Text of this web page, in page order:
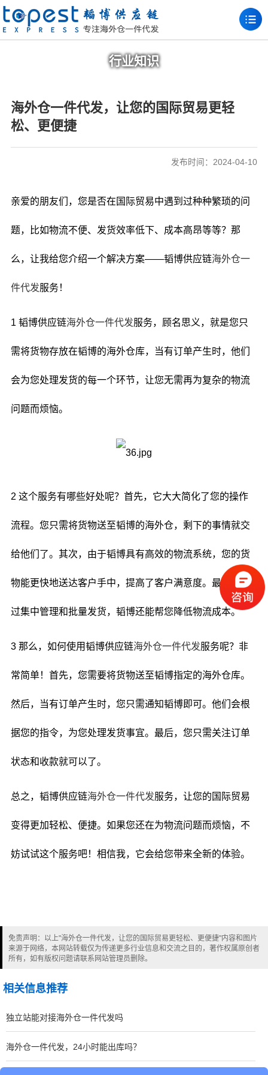
行业知识
海外仓一件代发，让您的国际贸易更轻
松、更便捷
发布时间：2024-04-10
亲爱的朋友们，您是否在国际贸易中遇到过种种繁琐的问
题，比如物流不便、发货效率低下、成本高昂等等？那
么，让我给您介绍一个解决方案——韬博供应链海外仓一
件代发服务！
1 韬博供应链海外仓一件代发服务，顾名思义，就是您只
需将货物存放在韬博的海外仓库，当有订单产生时，他们
会为您处理发货的每一个环节，让您无需再为复杂的物流
问题而烦恼。
2 这个服务有哪些好处呢？首先，它大大简化了您的操作
流程。您只需将货物送至韬博的海外仓，剩下的事情就交
给他们了。其次，由于韬博具有高效的物流系统，您的货
物能更快地送达客户手中，提高了客户满意度。最后，通
过集中管理和批量发货，韬博还能帮您降低物流成本。
3 那么，如何使用韬博供应链海外仓一件代发服务呢？非
常简单！首先，您需要将货物送至韬博指定的海外仓库。
然后，当有订单产生时，您只需通知韬博即可。他们会根
据您的指令，为您处理发货事宜。最后，您只需关注订单
状态和收款就可以了。
总之，韬博供应链海外仓一件代发服务，让您的国际贸易
变得更加轻松、便捷。如果您还在为物流问题而烦恼，不
妨试试这个服务吧！相信我，它会给您带来全新的体验。
免责声明：以上"海外仓一件代发，让您的国际贸易更轻松、更便捷"内容和图片
来源于网络，本网站转载仅为传递更多行业信息和交流之目的，著作权属原创者
所有，如有版权问题请联系网站管理员删除。
相关信息推荐
独立站能对接海外仓一件代发吗
海外仓一件代发，24小时能出库吗？